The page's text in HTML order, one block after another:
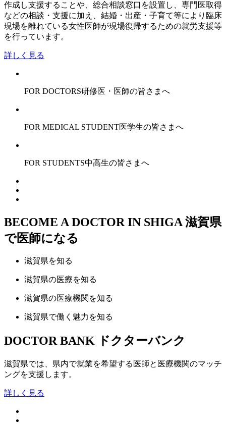
作成し支援することや、総合相談窓口を設置し、専門医取得
などの相談・支援に加え、結婚・出産・子育て等により臨床
現場を離れている女性医師が現場復帰するための就労支援等
を行っています。
詳しく見る
FOR DOCTORS研修医・医師の皆さまへ
FOR MEDICAL STUDENT医学生の皆さまへ
FOR STUDENTS中高生の皆さまへ
BECOME A DOCTOR IN SHIGA 滋賀県
で医師になる
滋賀県を知る
滋賀県の医療を知る
滋賀県の医療機関 を知る
滋賀県で働く魅力 を知る
DOCTOR BANK ドクターバンク
滋賀県では、県内で就業を希望する医師と医療機関のマッチ
ングを支援します。
詳しく見る